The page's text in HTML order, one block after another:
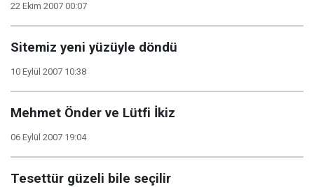
22 Ekim 2007 00:07
Sitemiz yeni yüzüyle döndü
10 Eylül 2007 10:38
Mehmet Önder ve Lütfi İkiz
06 Eylül 2007 19:04
Tesettür güzeli bile seçilir